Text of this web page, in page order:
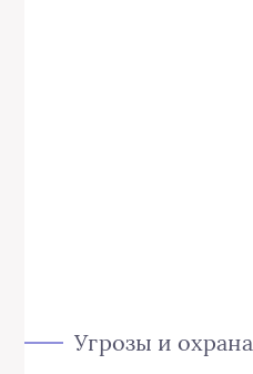
Угрозы и охрана